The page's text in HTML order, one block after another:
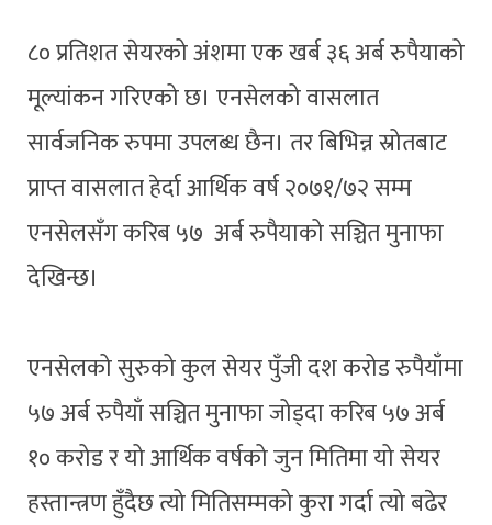
८० प्रतिशत सेयरको अंशमा एक खर्ब ३६ अर्ब रुपैयाको
मूल्यांकन गरिएको छ। एनसेलको वासलात
सार्वजनिक रुपमा उपलब्ध छैन। तर बिभिन्न स्रोतबाट
प्राप्त वासलात हेर्दा आर्थिक वर्ष २०७१/७२ सम्म
एनसेलसँग करिब ५७ अर्ब रुपैयाको सञ्चित मुनाफा
देखिन्छ।
एनसेलको सुरुको कुल सेयर पुँजी दश करोड रुपैयाँमा
५७ अर्ब रुपैयाँ सञ्चित मुनाफा जोड्दा करिब ५७ अर्ब
१० करोड र यो आर्थिक वर्षको जुन मितिमा यो सेयर
हस्तान्त्रण हुँदैछ त्यो मितिसम्मको कुरा गर्दा त्यो बढेर